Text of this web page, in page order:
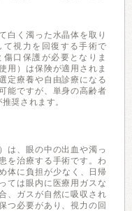
白く濁った水晶体を取り
視力を回復する手術で
口保護が必要となりま
用）は保険が適用されま
定療養や自由診療になる
能ですが、単身の高齢者
奨されます。
は、眼の中の出血や濁っ
を治療する手術です。わ
体に負担が少なく、日帰
ては眼内に医療用ガスな
、ガスが自然に吸収され
つ必要があり、視力の回